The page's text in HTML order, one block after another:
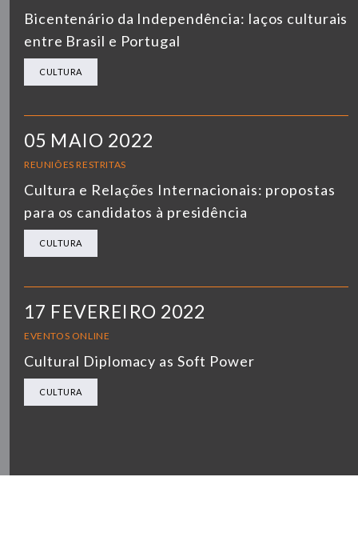
Bicentenário da Independência: laços culturais
entre Brasil e Portugal
CULTURA
05 MAIO 2022
REUNIÕES RESTRITAS
Cultura e Relações Internacionais: propostas
para os candidatos à presidência
CULTURA
17 FEVEREIRO 2022
EVENTOS ONLINE
Cultural Diplomacy as Soft Power
CULTURA